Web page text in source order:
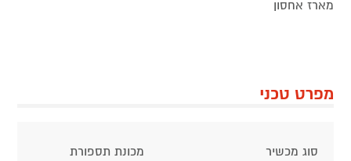
מארז אחסון
מפרט טכני
סוג מכשיר מכונת תספורת